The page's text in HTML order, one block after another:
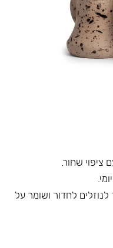
לנוזלים לחדור ושומר על